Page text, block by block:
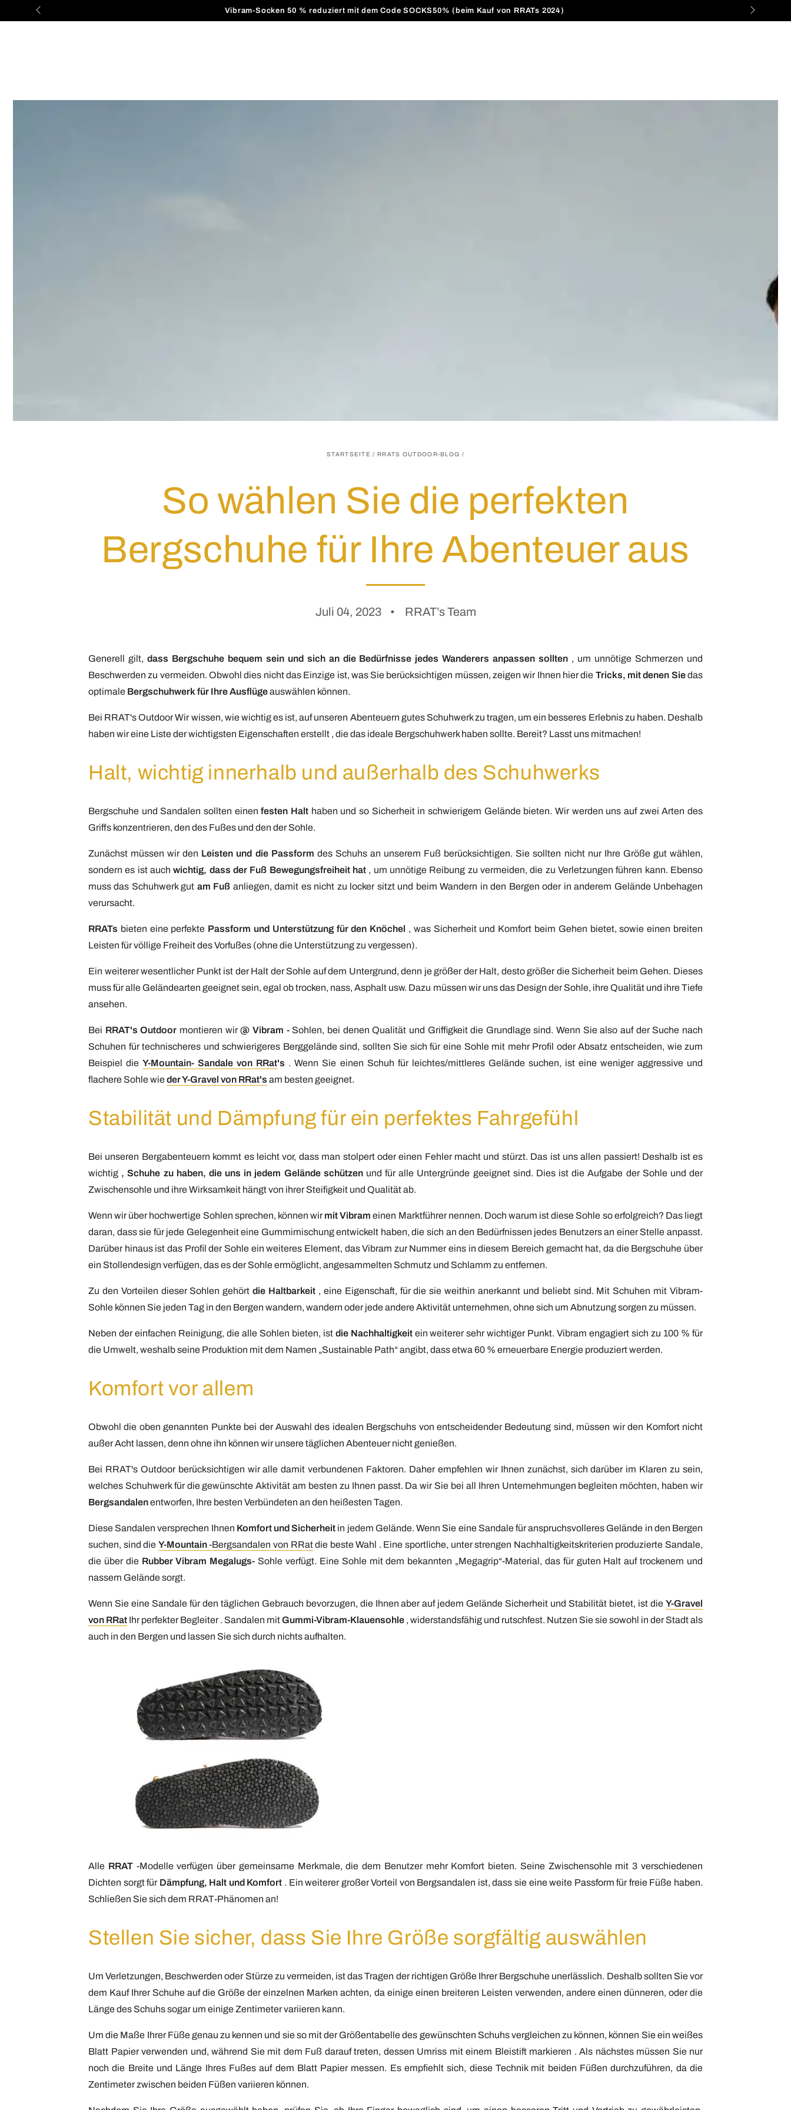
ZUM INHALT
SPRINGEN
Vibram-Socken 50 % reduziert mit dem Code SOCKS50% (beim Kauf von RRATs 2024)
STARTSEITE / RRATS OUTDOOR-BLOG /
So wählen Sie die perfekten
Bergschuhe für Ihre Abenteuer aus
Juli 04, 2023 RRAT’s Team
Generell gilt, dass Bergschuhe bequem sein und sich an die Bedürfnisse jedes Wanderers anpassen sollten , um unnötige Schmerzen und
Beschwerden zu vermeiden. Obwohl dies nicht das Einzige ist, was Sie berücksichtigen müssen, zeigen wir Ihnen hier die Tricks, mit denen Siedas
optimale Bergschuhwerk für IhreAusflügeauswählen können.
Bei RRAT'sOutdoor Wir wissen, wie wichtig es ist, auf unseren Abenteuern gutes Schuhwerk zu tragen, um ein besseres Erlebnis zu haben. Deshalb
haben wireine Liste der wichtigsten Eigenschaften erstellt , die das ideale Bergschuhwerk haben sollte. Bereit? Lasst uns mitmachen!
Halt, wichtig innerhalb und außerhalb des Schuhwerks
Bergschuhe und Sandalen sollten einenfesten Halt haben und so Sicherheit in schwierigem Gelände bieten. Wir werden uns auf zwei Arten des
Griffs konzentrieren, den des Fußes und den der Sohle.
Zunächst müssen wir den Leisten und die Passform des Schuhs an unserem Fuß berücksichtigen. Sie sollten nicht nur Ihre Größe gut wählen,
sondern es ist auchwichtig, dass der Fuß Bewegungsfreiheit hat , um unnötige Reibung zu vermeiden, die zu Verletzungen führen kann. Ebenso
muss das Schuhwerk gut am Fuß anliegen, damit es nicht zu locker sitzt und beim Wandern in den Bergen oder in anderem Gelände Unbehagen
verursacht.
RRATs bieten eine perfekte Passform und Unterstützung für den Knöchel , was Sicherheit und Komfort beim Gehen bietet, sowie einen breiten
Leisten für völlige Freiheit des Vorfußes (ohne die Unterstützung zu vergessen).
Ein weiterer wesentlicher Punkt ist der Halt der Sohle auf dem Untergrund, denn je größer der Halt, desto größer die Sicherheit beim Gehen. Dieses
muss für alle Geländearten geeignet sein, egal ob trocken, nass, Asphalt usw. Dazu müssen wir uns das Design der Sohle, ihre Qualität und ihre Tiefe
ansehen.
Bei RRAT's Outdoor montieren wir@ Vibram -Sohlen, bei denen Qualität und Griffigkeit die Grundlage sind. Wenn Siealso auf der Suche nach
Schuhen für technischeres und schwierigeres Berggelände sind, sollten Sie sich für eine Sohle mit mehr Profil oder Absatz entscheiden, wie zum
Beispiel dieY-Mountain-Sandale von RRat's . Wenn Sie einen Schuh für leichtes/mittleres Gelände suchen, isteine weniger aggressive und
flachere Sohle wieder Y-Gravel von RRat's am besten geeignet.
Stabilität und Dämpfung für ein perfektes Fahrgefühl
Bei unseren Bergabenteuern kommt es leicht vor, dass man stolpert oder einen Fehler macht und stürzt. Das ist uns allen passiert! Deshalb ist es
wichtig , Schuhe zu haben, die uns in jedem Gelände schützenund für alle Untergründe geeignet sind. Dies ist die Aufgabe der Sohle und der
Zwischensohle und ihre Wirksamkeit hängt von ihrer Steifigkeit und Qualität ab.
Wenn wir über hochwertige Sohlen sprechen, können wir mit Vibram einen Marktführer nennen. Doch warum ist diese Sohle so erfolgreich? Das liegt
daran, dass sie für jede Gelegenheit eine Gummimischung entwickelt haben, die sich an den Bedürfnissen jedes Benutzers an einer Stelle anpasst.
Darüber hinaus ist das Profil der Sohle ein weiteres Element, das Vibram zur Nummer eins in diesem Bereich gemacht hat, da die Bergschuhe über
ein Stollendesign verfügen, das es der Sohle ermöglicht, angesammelten Schmutz und Schlamm zu entfernen.
Zu den Vorteilen dieser Sohlen gehörtdie Haltbarkeit , eine Eigenschaft, für die sie weithin anerkannt und beliebt sind. Mit Schuhen mit Vibram-
Sohle können Sie jeden Tag in den Bergen wandern, wandern oder jede andere Aktivität unternehmen, ohne sich um Abnutzung sorgen zu müssen.
Neben der einfachen Reinigung, die alle Sohlen bieten, ist die Nachhaltigkeitein weiterer sehr wichtiger Punkt. Vibram engagiert sich zu 100 % für
die Umwelt, weshalb seine Produktion mit dem Namen „Sustainable Path“ angibt, dass etwa 60 % erneuerbare Energie produziert werden.
Komfort vor allem
Obwohl die oben genannten Punkte bei der Auswahl des idealen Bergschuhs von entscheidender Bedeutung sind, müssen wir den Komfort nicht
außer Acht lassen, denn ohne ihn können wir unsere täglichen Abenteuer nicht genießen.
Bei RRAT's Outdoor berücksichtigen wir alle damit verbundenen Faktoren. Daher empfehlen wir Ihnen zunächst, sich darüber im Klaren zu sein,
welches Schuhwerk für die gewünschte Aktivität am besten zu Ihnen passt. Da wir Sie bei all Ihren Unternehmungen begleiten möchten, haben wir
Bergsandalenentworfen, Ihre besten Verbündeten an den heißesten Tagen.
Diese Sandalen versprechen Ihnen Komfort und Sicherheit in jedem Gelände. Wenn Sie eine Sandale für anspruchsvolleres Gelände in den Bergen
suchen, sind die Y-Mountain -Bergsandalen von RRatdie beste Wahl . Eine sportliche, unter strengen Nachhaltigkeitskriterien produzierte Sandale,
die über die Rubber Vibram Megalugs- Sohle verfügt. Eine Sohle mit dem bekannten „Megagrip“-Material, das für guten Halt auf trockenem und
nassem Gelände sorgt.
Wenn Sie eine Sandale für den täglichen Gebrauch bevorzugen, die Ihnen aber auf jedem Gelände Sicherheit und Stabilität bietet, ist die Y-Gravel
von RRat Ihr perfekter Begleiter . Sandalen mitGummi-Vibram-Klauensohle , widerstandsfähig und rutschfest. Nutzen Sie sie sowohl in der Stadt als
auch in den Bergen und lassen Sie sich durch nichts aufhalten.
Alle RRAT-Modelle verfügen über gemeinsame Merkmale, die dem Benutzer mehr Komfort bieten. Seine Zwischensohle mit 3 verschiedenen
Dichten sorgt für Dämpfung, Halt und Komfort . Ein weiterer großer Vorteil von Bergsandalen ist, dass sie eine weite Passform für freie Füße haben.
Schließen Sie sich dem RRAT-Phänomen an!
Stellen Sie sicher, dass Sie Ihre Größe sorgfältig auswählen
Um Verletzungen, Beschwerden oder Stürze zu vermeiden, ist das Tragen der richtigen Größe Ihrer Bergschuhe unerlässlich. Deshalb sollten Sie vor
dem Kauf Ihrer Schuhe auf die Größe der einzelnen Marken achten, da einige einen breiteren Leisten verwenden, andere einen dünneren, oder die
Länge des Schuhs sogar um einige Zentimeter variieren kann.
Um die Maße Ihrer Füße genau zu kennen und sie so mit der Größentabelle des gewünschten Schuhs vergleichen zu können, können Sie ein weißes
Blatt Papier verwenden und, während Sie mit dem Fuß darauf treten, dessen Umriss mit einem Bleistift markieren . Als nächstes müssen Sie nur
noch die Breite und Länge Ihres Fußes auf dem Blatt Papier messen. Es empfiehlt sich, diese Technik mit beiden Füßen durchzuführen, da die
Zentimeter zwischen beiden Füßen variieren können.